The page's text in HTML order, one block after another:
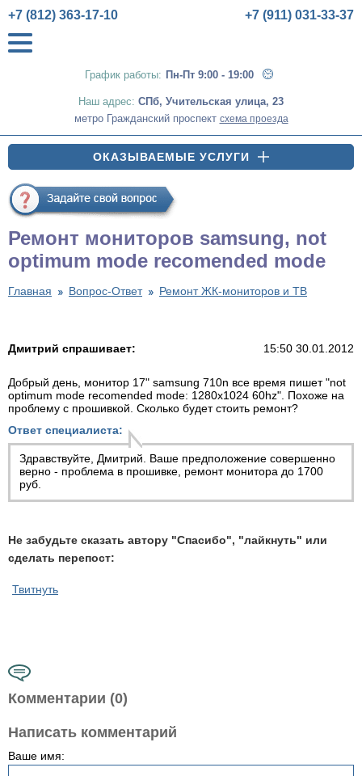
График работы: Пн-Пт 9:00 - 19:00
+7 (812) 363-17-10 +7 (911) 031-33-37
Наш адрес: СПб, Учительская улица, 23
метро Гражданский проспект схема проезда
ОКАЗЫВАЕМЫЕ УСЛУГИ
Ремонт мониторов samsung, not
optimum mode recomended mode
Главная Вопрос-Ответ Ремонт ЖК-мониторов и ТВ
Дмитрий спрашивает: 15:50 30.01.2012
Добрый день, монитор 17" samsung 710n все время пишет "not
optimum mode recomended mode: 1280x1024 60hz". Похоже на
проблему с прошивкой. Сколько будет стоить ремонт?
Ответ специалиста:
Здравствуйте, Дмитрий. Ваше предположение совершенно
верно - проблема в прошивке, ремонт монитора до 1700
руб.
Не забудьте сказать автору "Спасибо", "лайкнуть" или
сделать перепост:
Твитнуть
Комментарии (0)
Написать комментарий
Ваше имя: